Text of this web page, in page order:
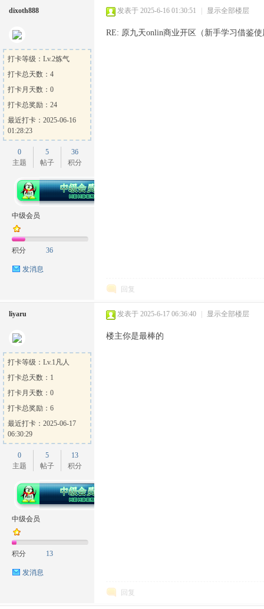
dixoth888
打卡等级：Lv.2炼气
打卡总天数：4
打卡月天数：0
打卡总奖励：24
最近打卡：2025-06-16
01:28:23
0
主题
5
帖子
36
积分
中级会员
积分 36
发消息
发表于 2025-6-16 01:30:51 显示全部楼层
RE: 原九天onlin商业开区（新手学习借鉴
回复
liyaru
打卡等级：Lv.1凡人
打卡总天数：1
打卡月天数：0
打卡总奖励：6
最近打卡：2025-06-17
06:30:29
0
主题
5
帖子
13
积分
中级会员
积分 13
发消息
发表于 2025-6-17 06:36:40 显示全部楼层
楼主你是最棒的
回复